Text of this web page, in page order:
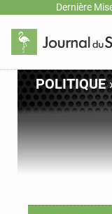
Dernière
POLITIQUE